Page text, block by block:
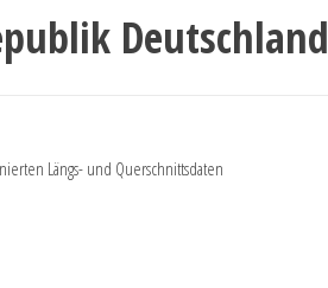
Deutschland
Längs- und Querschnittsdaten